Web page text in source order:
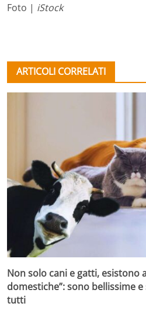
Foto | iStock
ARTICOLI CORRELATI
Non solo cani e gatti, esistono
domestiche”: sono bellissime
tutti